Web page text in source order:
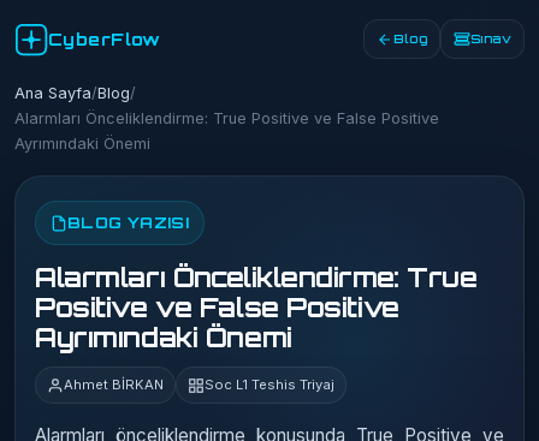
CyberFlow Blog Sınav
Ana Sayfa/Blog/
Alarmları Önceliklendirme: True Positive ve False Positive
Ayrımındaki Önemi
BLOG YAZISI
Alarmları Önceliklendirme: True
Positive ve False Positive
Ayrımındaki Önemi
Ahmet BİRKAN Soc L1 Teshis Triyaj
Alarmları önceliklendirme konusunda True Positive ve